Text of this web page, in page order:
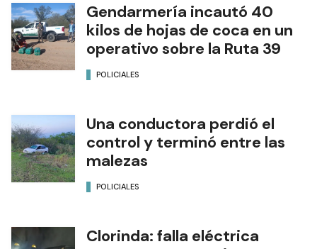
Gendarmería incautó 40
kilos de hojas de coca en un
operativo sobre la Ruta 39
POLICIALES
Una conductora perdió el
control y terminó entre las
malezas
POLICIALES
Clorinda: falla eléctrica